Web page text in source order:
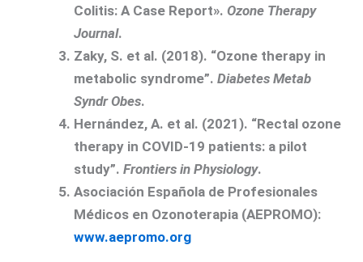
Colitis: A Case Report». Ozone Therapy
Journal.
Zaky, S. et al. (2018). “Ozone therapy in
metabolic syndrome”. Diabetes Metab
Syndr Obes.
Hernández, A. et al. (2021). “Rectal ozone
therapy in COVID-19 patients: a pilot
study”. Frontiers in Physiology.
Asociación Española de Profesionales
Médicos en Ozonoterapia (AEPROMO):
www.aepromo.org